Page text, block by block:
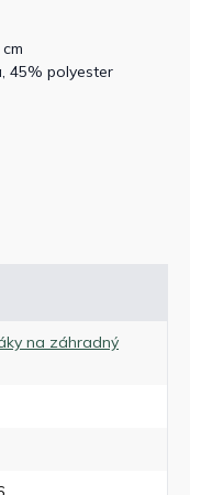
45% polyester
na záhradný